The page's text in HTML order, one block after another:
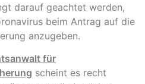
darauf geachtet werden,
beim Antrag auf die
anzugeben.
für
scheint es recht